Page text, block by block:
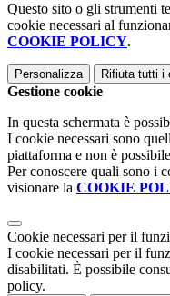
Questo sito o gli strumenti
cookie necessari al
COOKIE POLICY.
Personalizza Rifiuta tutti i
Gestione cookie
In questa schermata è
I cookie necessari sono
piattaforma e non è
Per conoscere quali sono i
visionare la COOKIE
Cookie necessari per il
I cookie necessari per il
disabilitati. È possibile
policy.